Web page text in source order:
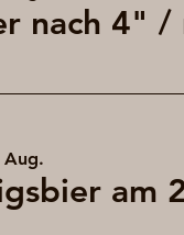
nach 4" /
Aug.